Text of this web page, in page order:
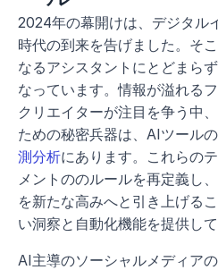
2024年の幕開けは、デジタル
時代の到来を告げました。そ
なるアシスタントにとどまら
なっています。情報が溢れる
クリエイターが注目を争う中
ための秘密兵器は、AIツールの
測分析にあります。これらの
メントののルールを再定義し
を新たな高みへと引き上げる
い洞察と自動化機能を提供して
AI主導のソーシャルメディア